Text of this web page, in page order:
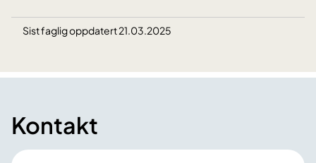
Sist faglig oppdatert 21.03.2025
Kontakt